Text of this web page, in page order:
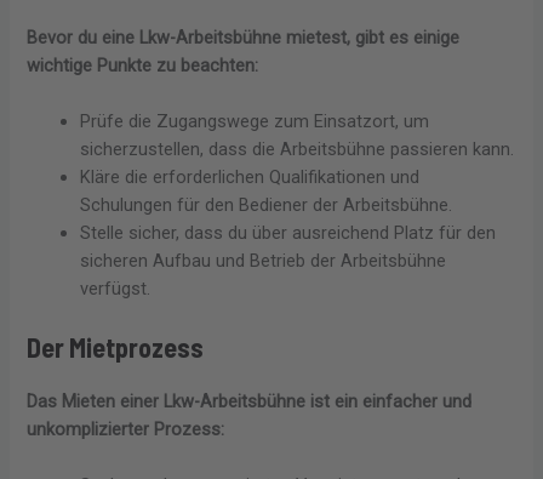
Bevor du eine Lkw-Arbeitsbühne mietest, gibt es einige
wichtige Punkte zu beachten:
Prüfe die Zugangswege zum Einsatzort, um
sicherzustellen, dass die Arbeitsbühne passieren kann.
Kläre die erforderlichen Qualifikationen und
Schulungen für den Bediener der Arbeitsbühne.
Stelle sicher, dass du über ausreichend Platz für den
sicheren Aufbau und Betrieb der Arbeitsbühne
verfügst.
Der Mietprozess
Das Mieten einer Lkw-Arbeitsbühne ist ein einfacher und
unkomplizierter Prozess: